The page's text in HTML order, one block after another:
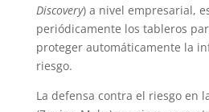
Discovery) a nivel empresarial,
periódicamente los tableros
proteger automáticamente la
riesgo.
La defensa contra el riesgo en